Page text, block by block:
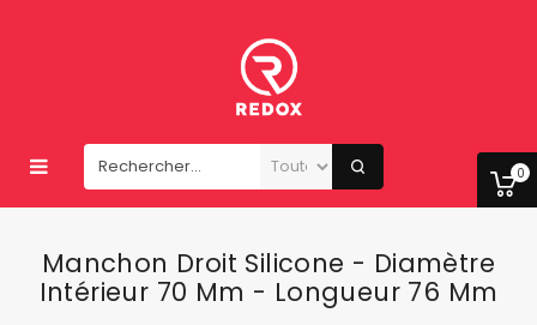
0
Manchon Droit Silicone - Diamètre
Intérieur 70 Mm - Longueur 76 Mm